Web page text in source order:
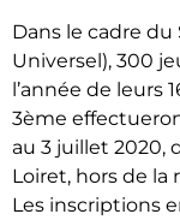
Dans le cadre du
Universel), 300
l’année de leurs
3ème
au 3 juillet 2020,
Loiret, hors de la
Les inscriptions